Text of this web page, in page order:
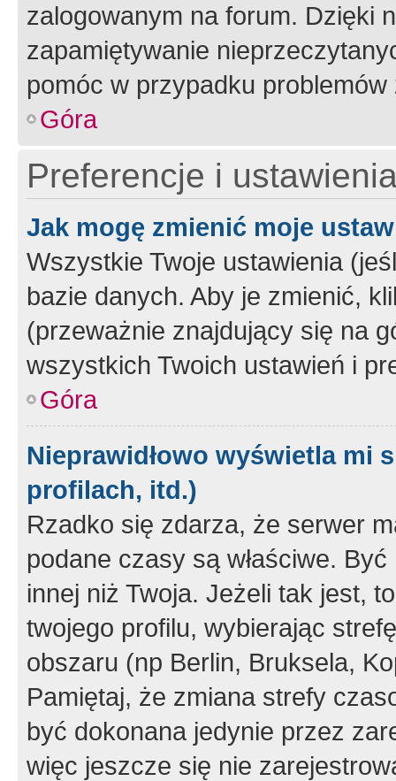
zalogowanym na forum. Dzięki
zapamiętywanie
pomóc w przypadku
Góra
Preferencje i
Jak mogę zmienić moje
Wszystkie Twoje ustawienia
bazie danych. Aby je zmienić,
(przeważnie znajdujący się na
wszystkich Twoich ustawień i
Góra
Nieprawidłowo wyświetla mi
profilach, itd.)
Rzadko się zdarza, że serwer
podane czasy są właściwe.
innej niż Twoja. Jeżeli tak jest,
twojego profilu, wybierając
obszaru (np Berlin, Bruksela,
Pamiętaj, że zmiana strefy
być dokonana jedynie przez
więc jeszcze się nie